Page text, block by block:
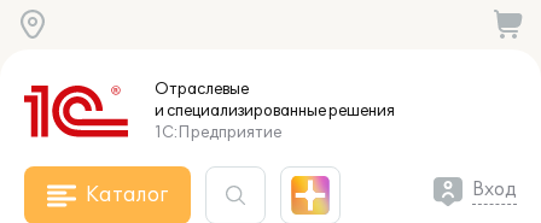
Отраслевые
и специализированныерешения
1С:Предприятие
Каталог Вход